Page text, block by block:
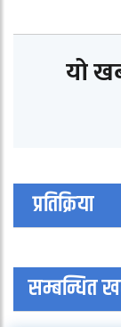
यो
प्रतिक्रिया
सम्बन्धित